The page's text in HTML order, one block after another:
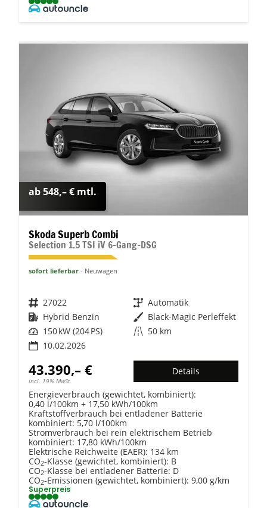
ab 548,– € mtl.
Skoda Superb Combi
Selection 1.5 TSI iV 6-Gang-DSG
sofort lieferbar Neuwagen
Fahrzeugnr. 27022 Getriebe Automatik
Kraftstoff Hybrid Benzin Außenfarbe Black-Magic Perleffekt
Leistung 150 kW (204 PS) Kilometerstand 50 km
10.02.2026
43.390,– €
incl. 19% MwSt.
Details
Energieverbrauch (gewichtet, kombiniert):
0,40 l/100km + 17,50 kWh/100km
Kraftstoffverbrauch bei entladener Batterie
kombiniert: 5,70 l/100km
Stromverbrauch bei rein elektrischem Betrieb
kombiniert: 17,80 kWh/100km
Elektrische Reichweite (EAER): 134 km
CO2-Klasse (gewichtet, kombiniert): B
CO2-Klasse bei entladener Batterie: D
CO2-Emissionen (gewichtet, kombiniert): 9,00 g/km
Superpreis